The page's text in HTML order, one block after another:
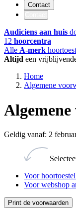
Contact
Audiciens aan huis
12 hoorcentra
Alle A-merk
Altijd een
Home
Algemene
Geldig vanaf: 2
Voor
Voor webshop
Print de voorwaarden